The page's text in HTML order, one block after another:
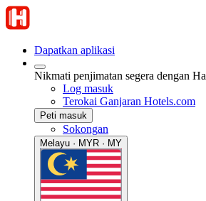
Dapatkan aplikasi
Nikmati penjimatan segera dengan
Log masuk
Terokai Ganjaran Hotels.com
Peti masuk
Sokongan
Melayu · MYR · MY